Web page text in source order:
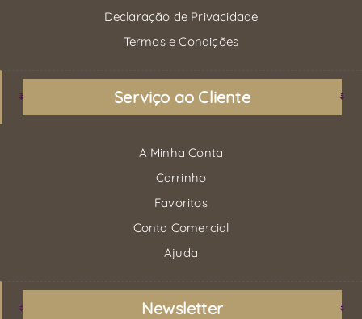
Declaração de Privacidade
Termos e Condições
Serviço ao Cliente
A Minha Conta
Carrinho
Favoritos
Conta Comercial
Ajuda
Newsletter